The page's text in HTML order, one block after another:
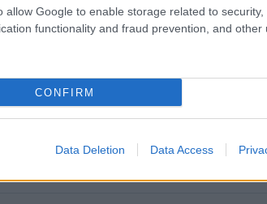
allow Google to enable storage related to security,
functionality and fraud prevention, and other
CONFIRM
Data Deletion Data Access